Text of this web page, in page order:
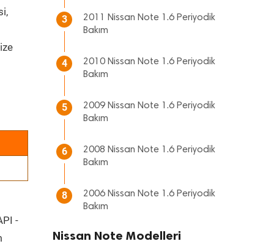
-
3
2011 Nissan Note 1.6 Periyodik
Bakım
4
2010 Nissan Note 1.6 Periyodik
Bakım
5
2009 Nissan Note 1.6 Periyodik
Bakım
6
2008 Nissan Note 1.6 Periyodik
Bakım
8
2006 Nissan Note 1.6 Periyodik
Bakım
Nissan Note Modelleri